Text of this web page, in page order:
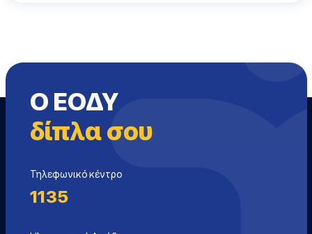
Ο ΕΟΔΥ
δίπλα σου
Τηλεφωνικό κέντρο
1135